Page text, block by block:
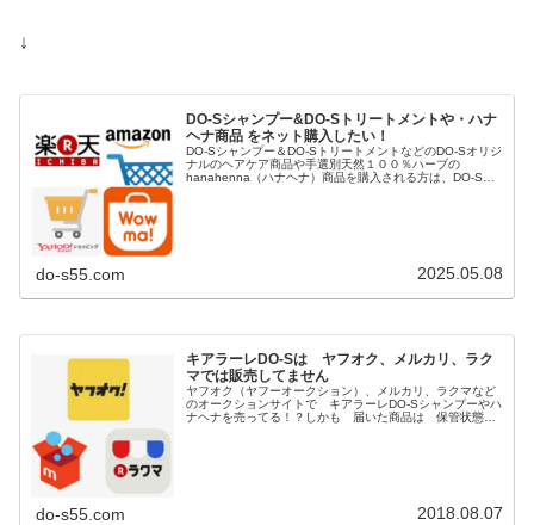
↓
DO-Sシャンプー&DO-Sトリートメントや・ハナ
ヘナ商品 をネット購入したい！
DO-Sシャンプー＆DO-SトリートメントなどのDO-Sオリジ
ナルのヘアケア商品や手選別天然１００％ハーブの
hanahenna（ハナヘナ）商品を購入される方は、DO-S公
do-s55.com 2025.05.08
キアラーレDO-Sは ヤフオク、メルカリ、ラク
マでは販売してません
ヤフオク（ヤフーオークション）、メルカリ、ラクマなど
のオークションサイトで キアラーレDO-Sシャンプーやハ
ナヘナを売ってる！？しかも 届いた商品は 保管状態の
do-s55.com 2018.08.07